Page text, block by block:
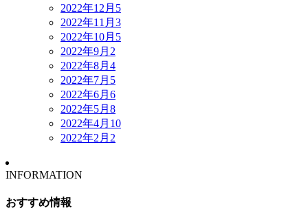
2022年12月 5
2022年11月 3
2022年10月 5
2022年9月 2
2022年8月 4
2022年7月 5
2022年6月 6
2022年5月 8
2022年4月 10
2022年2月 2
INFORMATION
おすすめ情報